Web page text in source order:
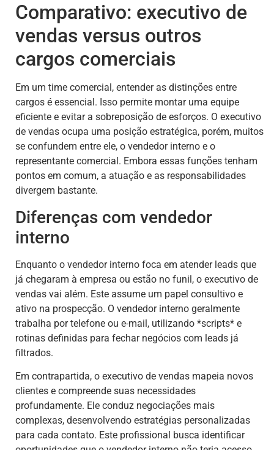
Comparativo: executivo de
vendas versus outros
cargos comerciais
Em um time comercial, entender as distinções entre
cargos é essencial. Isso permite montar uma equipe
eficiente e evitar a sobreposição de esforços. O executivo
de vendas ocupa uma posição estratégica, porém, muitos
se confundem entre ele, o vendedor interno e o
representante comercial. Embora essas funções tenham
pontos em comum, a atuação e as responsabilidades
divergem bastante.
Diferenças com vendedor
interno
Enquanto o vendedor interno foca em atender leads que
já chegaram à empresa ou estão no funil, o executivo de
vendas vai além. Este assume um papel consultivo e
ativo na prospecção. O vendedor interno geralmente
trabalha por telefone ou e-mail, utilizando *scripts* e
rotinas definidas para fechar negócios com leads já
filtrados.
Em contrapartida, o executivo de vendas mapeia novos
clientes e compreende suas necessidades
profundamente. Ele conduz negociações mais
complexas, desenvolvendo estratégias personalizadas
para cada contato. Este profissional busca identificar